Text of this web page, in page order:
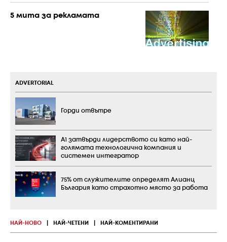
5 мита за рекламата
НАЙ-НОВО НАЙ-ЧЕТЕНИ НАЙ-КОМЕНТИРАНИ
ADVERTORIAL
Горди отвътре
А1 затвърди лидерството си като най-
голямата технологична компания и
системен интегратор
75% от служителите определят Алианц
България като страхотно място за работа